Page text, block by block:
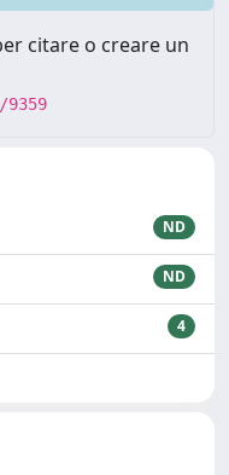
citare o creare un
ND
ND
4